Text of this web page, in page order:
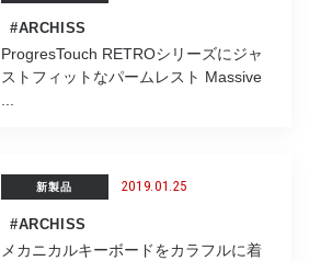
#ARCHISS
ProgresTouch RETROシリーズにジャ
ストフィットなパームレスト Massive
...
新製品 2019.01.25
#ARCHISS
メカニカルキーボードをカラフルに着